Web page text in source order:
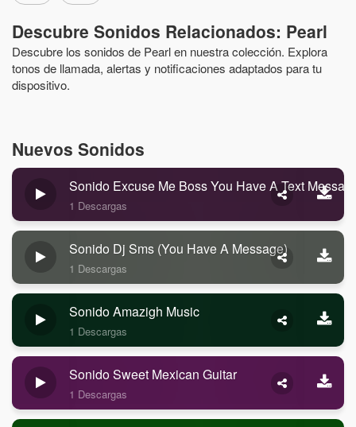
Descubre Sonidos Relacionados: Pearl
Descubre los sonidos de Pearl en nuestra colección. Explora
tonos de llamada, alertas y notificaciones adaptados para tu
dispositivo.
Nuevos Sonidos
Sonido Excuse Me Boss You Have A Text
1 Descargas
Sonido Dj Sms (you Have A Message)
1 Descargas
Sonido Amazigh Music
1 Descargas
Sonido Sweet Mexican Guitar
1 Descargas